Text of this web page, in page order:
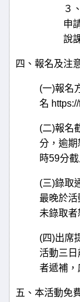
３
申
說
四、報名及注
(一)報名
名
(二)報名
分，逾期
時59分截
(三)錄取
最晚於活
未錄取者
(四)出席
活動三日
者遞補，
五、本活動免